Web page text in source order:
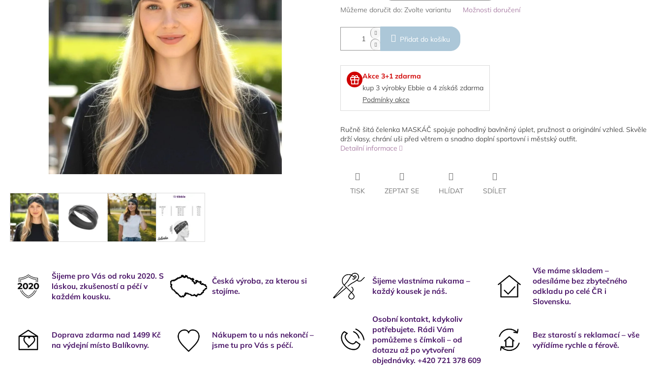
Můžeme doručit do: Zvolte variantu Možnosti doručení
Přidat do košíku
Akce 3+1 zdarma
kup 3 výrobky Ebbie a 4 získáš zdarma
Podmínky akce
Ručně šitá čelenka MASKÁČ spojuje pohodlný bavlněný úplet, pružnost a originální vzhled. Skvěle
drží vlasy, chrání uši před větrem a snadno doplní sportovní i městský outfit.
Detailní informace
TISK ZEPTAT SE HLÍDAT SDÍLET
Šijeme pro Vás od roku 2020. S
láskou, zkušeností a péčí v
každém kousku.
Česká výroba, za kterou si
stojíme.
Šijeme vlastníma rukama –
každý kousek je náš.
Vše máme skladem –
odesíláme bez zbytečného
odkladu po celé ČR i
Slovensku.
Doprava zdarma nad 1499 Kč
na výdejní místo Balíkovny.
Nákupem to u nás nekončí –
jsme tu pro Vás s péčí.
Osobní kontakt, kdykoliv
potřebujete. Rádi Vám
pomůžeme s čímkoli – od
dotazu až po vytvoření
objednávky. +420 721 378 609
Bez starostí s reklamací – vše
vyřídíme rychle a férově.